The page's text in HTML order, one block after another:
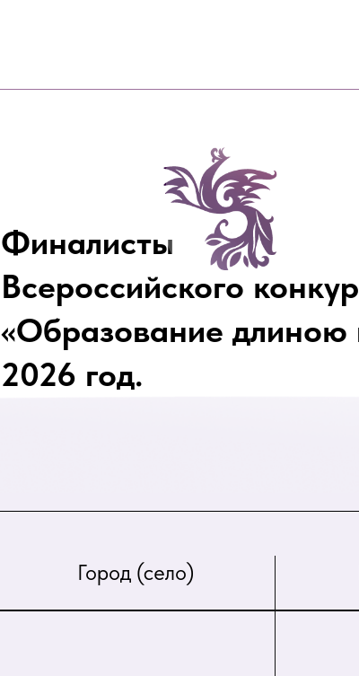
Финалисты
Всероссийского
«Образование длиною
2026 год.
Город (село)